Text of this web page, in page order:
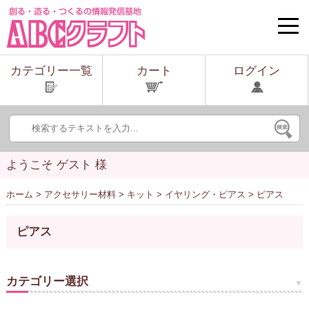
toggle
カテゴリー一覧
カート ログイン
ようこそ ゲスト 様
ホーム > アクセサリー材料> キット > イヤリング・ピアス > ピアス
ピアス
カテゴリー選択